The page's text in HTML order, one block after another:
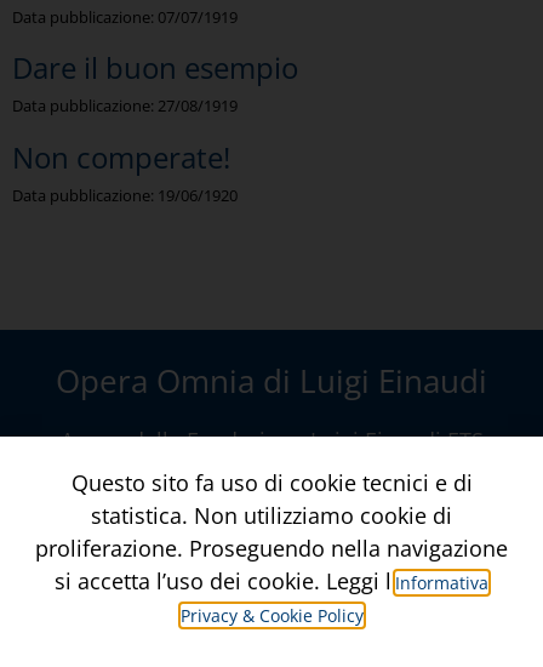
Data pubblicazione: 07/07/1919
Dare il buon esempio
Data pubblicazione: 27/08/1919
Non comperate!
Data pubblicazione: 19/06/1920
Opera Omnia di Luigi Einaudi
A cura dellaFondazione Luigi Einaudi ETS
Via della Conciliazione, 10 – Roma
www.fondazioneluigieinaudi.it
Contatti
Crediti
Informativa Privacy & Privacy Policy
Questo sito fa uso di cookie tecnici e di
statistica. Non utilizziamo cookie di
proliferazione. Proseguendo nella navigazione
si accetta l’uso dei cookie. Leggi l’Informativa
Privacy & Cookie Policy